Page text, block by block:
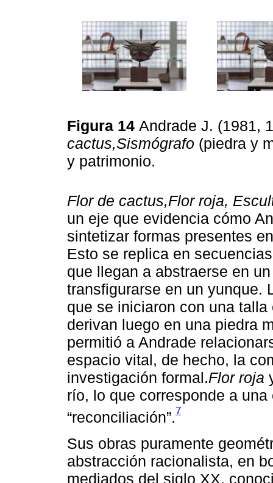
Figura 14 Andrade J. (1981,
cactus,Sismógrafo (piedra y
y patrimonio.
Flor de cactus,Flor roja,
un eje que evidencia cómo
sintetizar formas presentes
Esto se replica en
que llegan a abstraerse en
transfigurarse en un yunque.
que se iniciaron con una
derivan luego en una piedra
permitió a Andrade
espacio vital, de hecho, la
investigación formal.Flor roja
río, lo que corresponde a
“reconciliación”.7
Sus obras puramente
abstracción racionalista, en
mediados del siglo XX,